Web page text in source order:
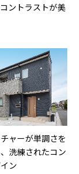
ントラストが美
ャーが単調さを
洗練されたコン
ン